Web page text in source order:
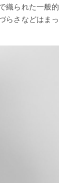
織られた一般的
らさなどはまっ